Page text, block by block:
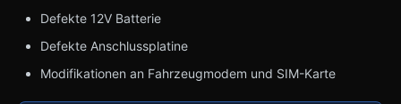
Defekte 12V Batterie
Defekte Anschlussplatine
Modifikationen an Fahrzeugmodem und SIM-Karte